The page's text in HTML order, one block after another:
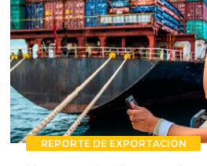
REPORTE DE EXPORTACIÓN